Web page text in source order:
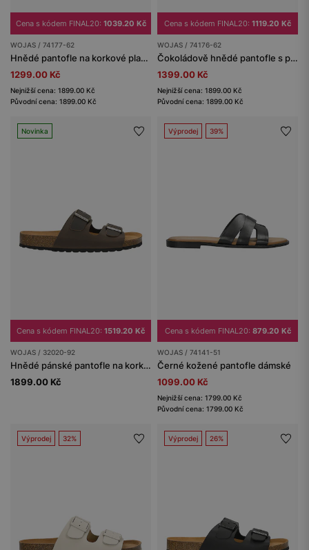
Cena s kódem FINAL20: 1039.20 Kč
WOJAS / 74177-62
Hnědé pantofle na korkové platformě
1299.00 Kč
Nejnižší cena: 1899.00 Kč
Původní cena: 1899.00 Kč
Cena s kódem FINAL20: 1119.20 Kč
WOJAS / 74176-62
Čokoládově hnědé pantofle s pleteným páskem
1399.00 Kč
Nejnižší cena: 1899.00 Kč
Původní cena: 1899.00 Kč
Novinka
Cena s kódem FINAL20: 1519.20 Kč
WOJAS / 32020-92
Hnědé pánské pantofle na korkové podešvi z crazy horse kůže
1899.00 Kč
Výprodej 39%
Cena s kódem FINAL20: 879.20 Kč
WOJAS / 74141-51
Černé kožené pantofle dámské
1099.00 Kč
Nejnižší cena: 1799.00 Kč
Původní cena: 1799.00 Kč
Výprodej 32% Výprodej 26%